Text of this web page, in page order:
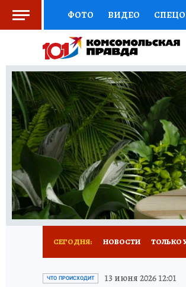
ФОТО ВИДЕО
ЗДОРОВЬЕ
ВЫБОР ЭКСПЕРТОВ
КНИЖНАЯ ПОЛКА
ПРЕСС-ЦЕНТР
КОЛЛЕКЦИИ РЕКЛАМА
СЕГОДНЯ: НОВОСТИ ТОЛЬКО
СИТУАЦИЯ С
ЧТО ПРОИСХОДИТ 13 июня 2026 12:01